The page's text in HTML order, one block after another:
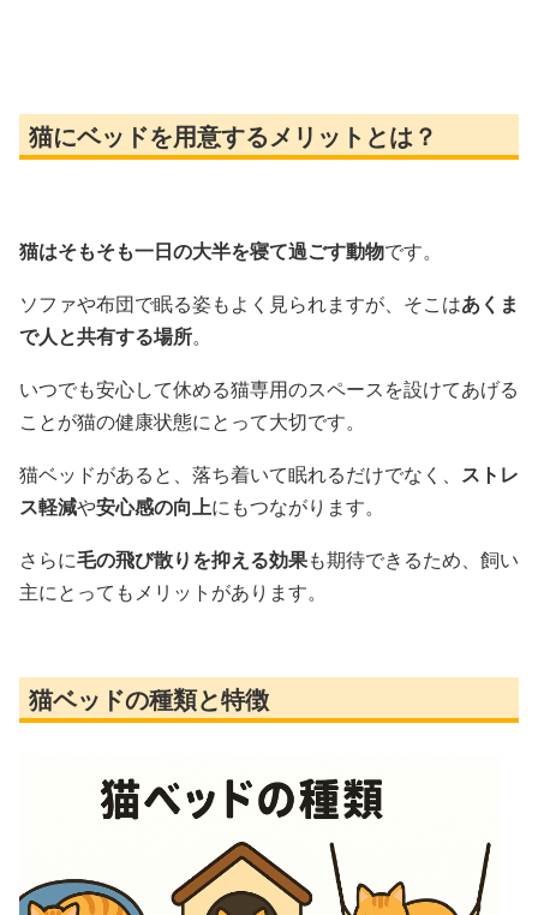
猫にベッドを用意するメリットとは？
猫はそもそも一日の大半を寝て過ごす動物です。
ソファや布団で眠る姿もよく見られますが、そこはあくま
で人と共有する場所。
いつでも安心して休める猫専用のスペースを設けてあげる
ことが猫の健康状態にとって大切です。
猫ベッドがあると、落ち着いて眠れるだけでなく、 ストレ
ス軽減や安心感の向上にもつながります。
さらに毛の飛び散りを抑える効果も期待できるため、飼い
主にとってもメリットがあります。
猫ベッドの種類と特徴